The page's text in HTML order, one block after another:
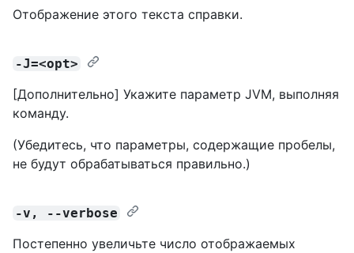
Отображение этого текста справки.
-J=<opt>
[Дополнительно] Укажите параметр JVM, выполняя
команду.
(Убедитесь, что параметры, содержащие пробелы,
не будут обрабатываться правильно.)
-v, --verbose
Постепенно увеличьте число отображаемых